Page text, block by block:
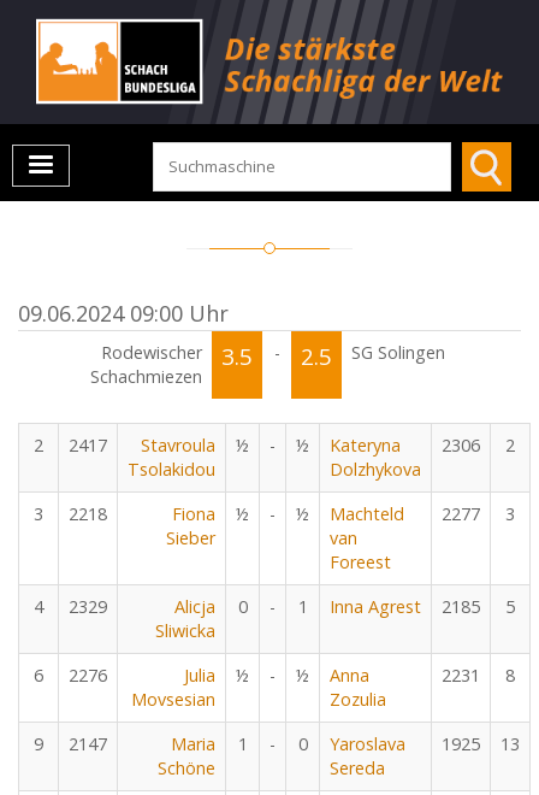
09.06.2024 09:00 Uhr
Rodewischer
Schachmiezen
3.5 - 2.5 SG Solingen
2 2417
Stavroula
Tsolakidou
½ - ½
Kateryna
Dolzhykova
2306 2
3 2218
Fiona
Sieber
½ - ½
Machteld
van
Foreest
2277 3
4 2329
Alicja
Sliwicka
0 - 1 Inna Agrest 2185 5
6 2276
Julia
Movsesian
½ - ½
Anna
Zozulia
2231 8
9 2147
Maria
Schöne
1 - 0
Yaroslava
Sereda
1925 13